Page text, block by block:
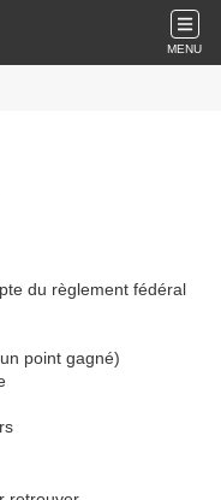
MENU
du règlement fédéral
point gagné)